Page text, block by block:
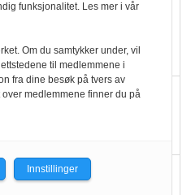
flaggskip
videre
varer, men fulle
funksjonalitet. Les mer i vår
Om du samtykker under, vil
til medlemmene i
fra dine besøk på tvers av
medlemmene finner du på
Innstillinger